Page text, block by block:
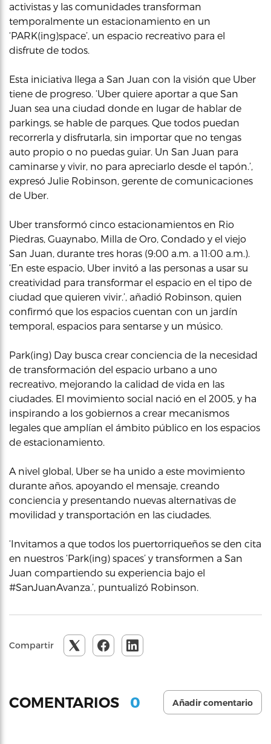
activistas y las comunidades transforman
temporalmente un estacionamiento en un
‘PARK(ing)space’, un espacio recreativo para el
disfrute de todos.
Esta iniciativa llega a San Juan con la visión que Uber
tiene de progreso. ‘Uber quiere aportar a que San
Juan sea una ciudad donde en lugar de hablar de
parkings, se hable de parques. Que todos puedan
recorrerla y disfrutarla, sin importar que no tengas
auto propio o no puedas guiar. Un San Juan para
caminarse y vivir, no para apreciarlo desde el tapón.’,
expresó Julie Robinson, gerente de comunicaciones
de Uber.
Uber transformó cinco estacionamientos en Rio
Piedras, Guaynabo, Milla de Oro, Condado y el viejo
San Juan, durante tres horas (9:00 a.m. a 11:00 a.m.).
‘En este espacio, Uber invitó a las personas a usar su
creatividad para transformar el espacio en el tipo de
ciudad que quieren vivir.’, añadió Robinson, quien
confirmó que los espacios cuentan con un jardín
temporal, espacios para sentarse y un músico.
Park(ing) Day busca crear conciencia de la necesidad
de transformación del espacio urbano a uno
recreativo, mejorando la calidad de vida en las
ciudades. El movimiento social nació en el 2005, y ha
inspirando a los gobiernos a crear mecanismos
legales que amplían el ámbito público en los espacios
de estacionamiento.
A nivel global, Uber se ha unido a este movimiento
durante años, apoyando el mensaje, creando
conciencia y presentando nuevas alternativas de
movilidad y transportación en las ciudades.
‘Invitamos a que todos los puertorriqueños se den cita
en nuestros ‘Park(ing) spaces’ y transformen a San
Juan compartiendo su experiencia bajo el
#SanJuanAvanza.’, puntualizó Robinson.
Compartir
COMENTARIOS 0 Añadir comentario